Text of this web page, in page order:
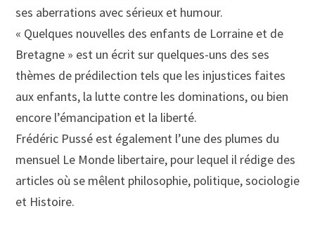
ses aberrations avec sérieux et humour.
« Quelques nouvelles des enfants de Lorraine et de
Bretagne » est un écrit sur quelques-uns des ses
thèmes de prédilection tels que les injustices faites
aux enfants, la lutte contre les dominations, ou bien
encore l’émancipation et la liberté.
Frédéric Pussé est également l’une des plumes du
mensuel Le Monde libertaire, pour lequel il rédige des
articles où se mêlent philosophie, politique, sociologie
et Histoire.